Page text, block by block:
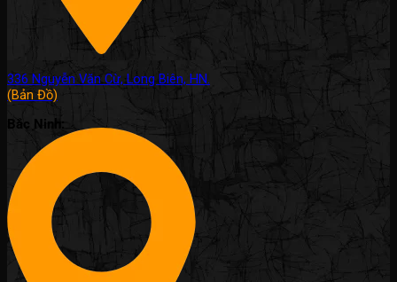
336 Nguyễn Văn Cừ, Long Biên, HN.
(Bản Đồ)
Bắc Ninh: